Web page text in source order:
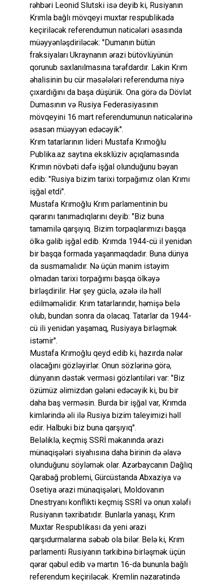
rəhbəri Leonid Slutski isə deyib ki, Rusiyanın
Krımla bağlı mövqeyi muxtar respublikada
keçiriləcək referendumun nəticələri əsasında
müəyyənləşdiriləcək: "Dumanın bütün
fraksiyaları Ukraynanın ərazi bütövlüyünün
qorunub saxlanılmasına tərəfdardır. Lakin Krım
əhalisinin bu cür məsələləri referenduma niyə
çıxardığını da başa düşürük. Ona görə də Dövlət
Dumasının və Rusiya Federasiyasının
mövqeyini 16 mart referendumunun nəticələrinə
əsasən müəyyən edəcəyik".
Krım tatarlarının lideri Mustafa Krımoğlu
Publika.az saytına eksklüziv açıqlamasında
Krımın növbəti dəfə işğal olunduğunu bəyan
edib: "Rusiya bizim tarixi torpağımız olan Krımı
işğal etdi".
Mustafa Krımoğlu Krım parlamentinin bu
qərarını tanımadıqlarını deyib: "Biz buna
tamamilə qarşıyıq. Bizim torpaqlarımızı başqa
ölkə gəlib işğal edib. Krımda 1944-cü il yenidən
bir başqa formada yaşanmaqdadır. Buna dünya
da susmamalıdır. Nə üçün mənim istəyim
olmadan tarixi torpağımı başqa ölkəyə
birləşdirilir. Hər şey güclə, əzələ ilə həll
edilməməlidir. Krım tatarlarındır, həmişə belə
olub, bundan sonra da olacaq. Tatarlar da 1944-
cü ili yenidən yaşamaq, Rusiyaya birləşmək
istəmir".
Mustafa Krımoğlu qeyd edib ki, hazırda nələr
olacağını gözləyirlər. Onun sözlərinə görə,
dünyanın dəstək verməsi gözləntiləri var: "Biz
özümüz əlimizdən gələni edəcəyik ki, bu bir
daha baş verməsin. Burda bir işğal var, Krımda
kimlərində əli ilə Rusiya bizim taleyimizi həll
edir. Halbuki biz buna qarşıyıq".
Beləliklə, keçmiş SSRİ məkanında ərazi
münaqişələri siyahısına daha birinin də əlavə
olunduğunu söyləmək olar. Azərbaycanın Dağlıq
Qarabağ problemi, Gürcüstanda Abxaziya və
Osetiya ərazi münaqişələri, Moldovanın
Dnestryanı konflikti keçmiş SSRİ və onun xələfi
Rusiyanın təxribatıdır. Bunlarla yanaşı, Krım
Muxtar Respublikası da yeni ərazi
qarşıdurmalarına səbəb ola bilər. Belə ki, Krım
parlamenti Rusiyanın tərkibinə birləşmək üçün
qərar qəbul edib və martın 16-da bununla bağlı
referendum keçiriləcək. Kremlin nəzarətində